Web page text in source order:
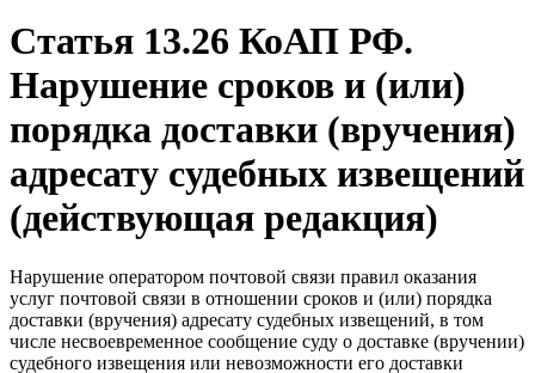
Статья 13.26 КоАП РФ.
Нарушение сроков и (или)
порядка доставки (вручения)
адресату судебных извещений
(действующая редакция)
Нарушение оператором почтовой связи правил оказания
услуг почтовой связи в отношении сроков и (или) порядка
доставки (вручения) адресату судебных извещений, в том
числе несвоевременное сообщение суду о доставке (вручении)
судебного извещения или невозможности его доставки